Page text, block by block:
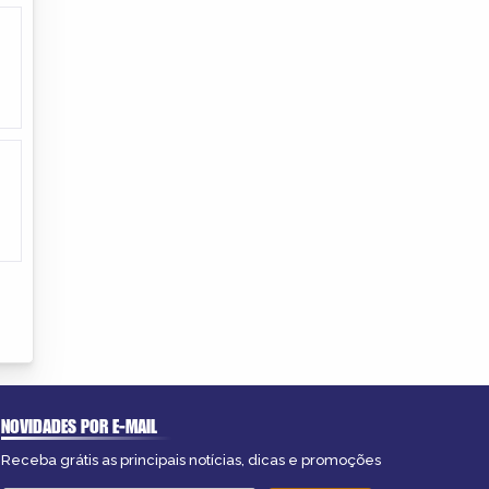
NOVIDADES POR E-MAIL
Receba grátis as principais notícias, dicas e promoções